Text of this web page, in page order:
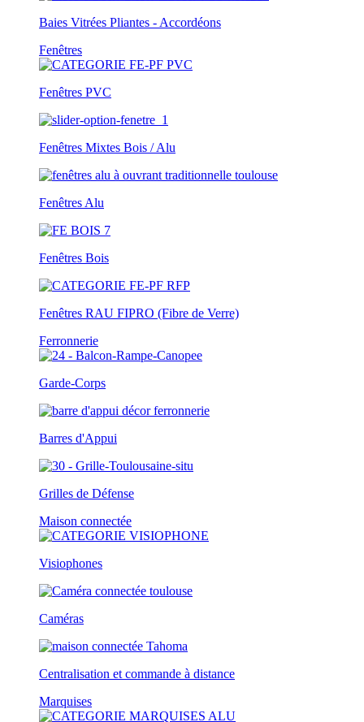
Baies Vitrées Pliantes - Accordéons
Fenêtres
Fenêtres PVC
Fenêtres Mixtes Bois / Alu
Fenêtres Alu
Fenêtres Bois
Fenêtres RAU FIPRO (Fibre de Verre)
Ferronnerie
Garde-Corps
Barres d'Appui
Grilles de Défense
Maison connectée
Visiophones
Caméras
Centralisation et commande à distance
Marquises